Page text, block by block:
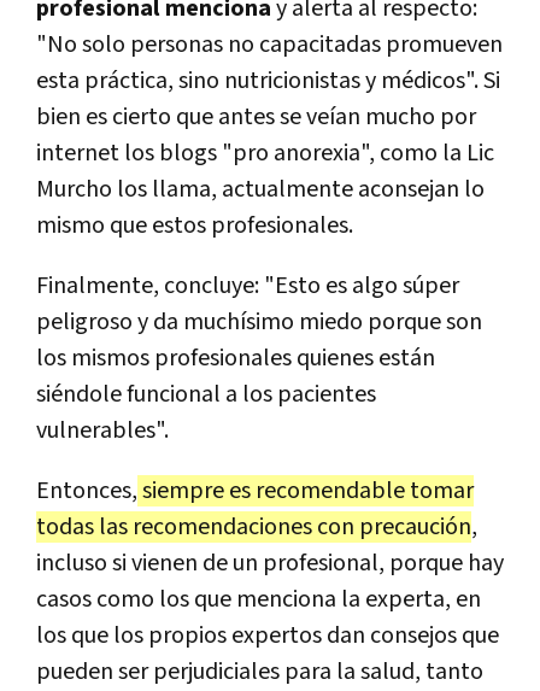
profesional mencionay alerta al respecto:
"No solo personas no capacitadas promueven
esta práctica, sino nutricionistas y médicos". Si
bien es cierto que antes se veían mucho por
internet los blogs "pro anorexia", como la Lic
Murcho los llama, actualmente aconsejan lo
mismo que estos profesionales.
Finalmente, concluye: "Esto es algo súper
peligroso y da muchísimo miedo porque son
los mismos profesionales quienes están
siéndole funcional a los pacientes
vulnerables".
Entonces,siempre es recomendable tomar
todas las recomendaciones con precaución,
incluso si vienen de un profesional, porque hay
casos como los que menciona la experta, en
los que los propios expertos dan consejos que
pueden ser perjudiciales para la salud, tanto